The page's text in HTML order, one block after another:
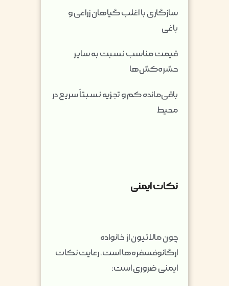
سازگاری با اغلب گیاهان زراعی و
باغی
قیمت مناسب نسبت به سایر
حشره‌کش‌ها
باقی‌مانده کم و تجزیه نسبتاً سریع در
محیط
نکات ایمنی
چون مالاتیون از خانواده
ارگانوفسفره‌ها است، رعایت نکات
ایمنی ضروری است: